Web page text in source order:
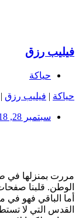
فيليب رزق
حياكة
حياكة | فيليب رزق |
سبتمبر 28, 2018
مررت بمنزلها في
الوطن. قلبنا
أما الباقي فهو
القدس التي لا